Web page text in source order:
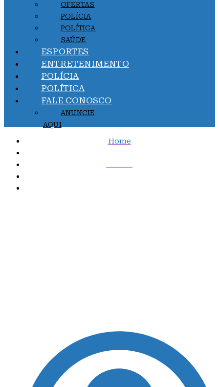
OFERTAS
POLÍCIA
POLÍTICA
SAÚDE
ESPORTES
ENTRETENIMENTO
POLÍCIA
POLÍTICA
FALE CONOSCO
ANUNCIE
AQUI
Home